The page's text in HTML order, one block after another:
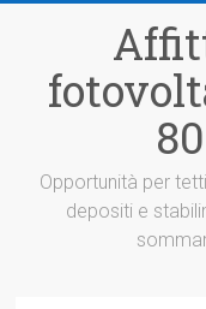
Opportunità per
depositi e